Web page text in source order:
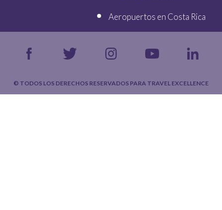
Aeropuertos en Costa Rica
© TODOS LOS DERECHOS RESERVADOS PARA TRAVEL EXCELLENCE